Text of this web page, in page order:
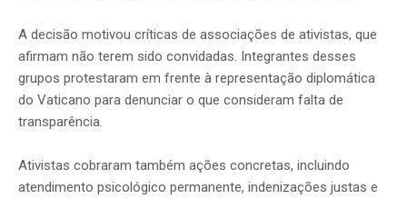
A decisão motivou críticas de associações de ativistas, que
afirmam não terem sido convidadas. Integrantes desses
grupos protestaram em frente à representação diplomática
do Vaticano para denunciar o que consideram falta de
transparência.
Ativistas cobraram também ações concretas, incluindo
atendimento psicológico permanente, indenizações justas e